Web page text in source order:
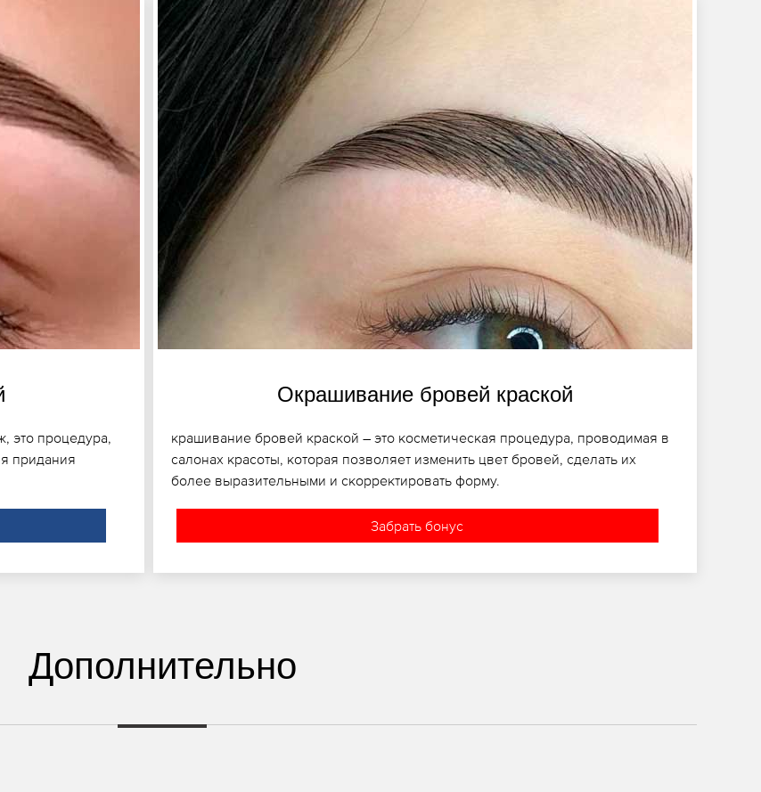
это процедура,
придания
Окрашивание бровей краской
крашивание бровей краской – это косметическая процедура, проводимая в
салонах красоты, которая позволяет изменить цвет бровей, сделать их
более выразительными и скорректировать форму.
Забрать бонус
Дополнительно